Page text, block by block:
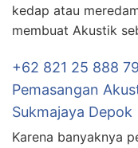
kedap atau
membuat Akustik
+62 821 25 888
Pemasangan
Sukmajaya Depok
Karena banyaknya